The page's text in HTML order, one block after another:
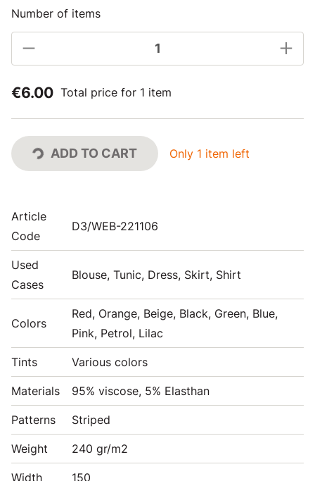
Number of items
€6.00 Total price for 1 item
ADD TO CART Only 1 item left
Article
Code
D3/WEB-221106
Used
Cases
Blouse, Tunic, Dress, Skirt, Shirt
Colors
Red, Orange, Beige, Black, Green, Blue,
Pink, Petrol, Lilac
Tints Various colors
Materials 95% viscose, 5% Elasthan
Patterns Striped
Weight 240 gr/m2
Width 150